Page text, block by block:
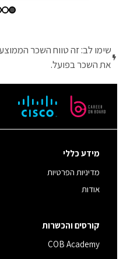
שימו לב: זה טווח השכר
את השכר בפועל.
מידע כללי
מדיניות הפרטיות
אודות
קורסים והכשרות
COB Academy